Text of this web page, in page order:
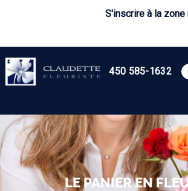
S'inscrire à la
450 585-1632
LE PANIER EN